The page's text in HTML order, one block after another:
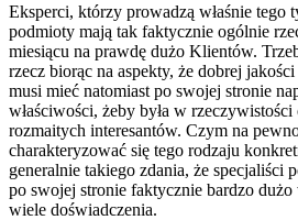
Eksperci, którzy prowadzą właśnie tego
podmioty mają tak faktycznie ogólnie
miesiącu na prawdę dużo Klientów.
rzecz biorąc na aspekty, że dobrej
musi mieć natomiast po swojej stronie
właściwości, żeby była w
rozmaitych interesantów. Czym na
charakteryzować się tego rodzaju
generalnie takiego zdania, że specjaliści
po swojej stronie faktycznie bardzo dużo
wiele doświadczenia.